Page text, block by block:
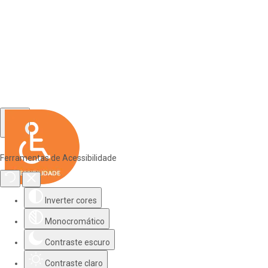
Ferramentas de Acessibilidade
Inverter cores
Monocromático
Contraste escuro
Contraste claro